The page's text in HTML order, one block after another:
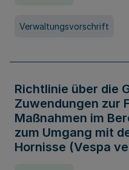
Verwaltungsvorschrift
Richtlinie über die
Zuwendungen zur
Maßnahmen im
zum Umgang mit
Hornisse (Vespa